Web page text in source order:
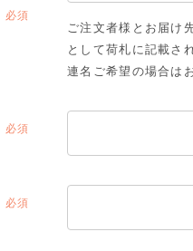
ご注文者様とお届け
として荷札に記載さ
連名ご希望の場合は